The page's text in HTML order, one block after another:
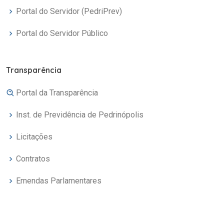
Portal do Servidor (PedriPrev)
Portal do Servidor Público
Transparência
Portal da Transparência
Inst. de Previdência de Pedrinópolis
Licitações
Contratos
Emendas Parlamentares